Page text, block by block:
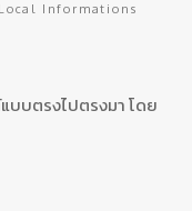
Local Informations
แบบตรงไปตรงมา โดย